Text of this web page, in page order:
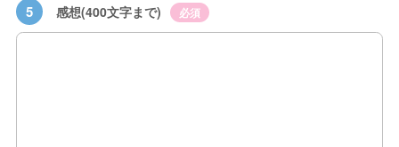
5 感想(400文字まで) 必須